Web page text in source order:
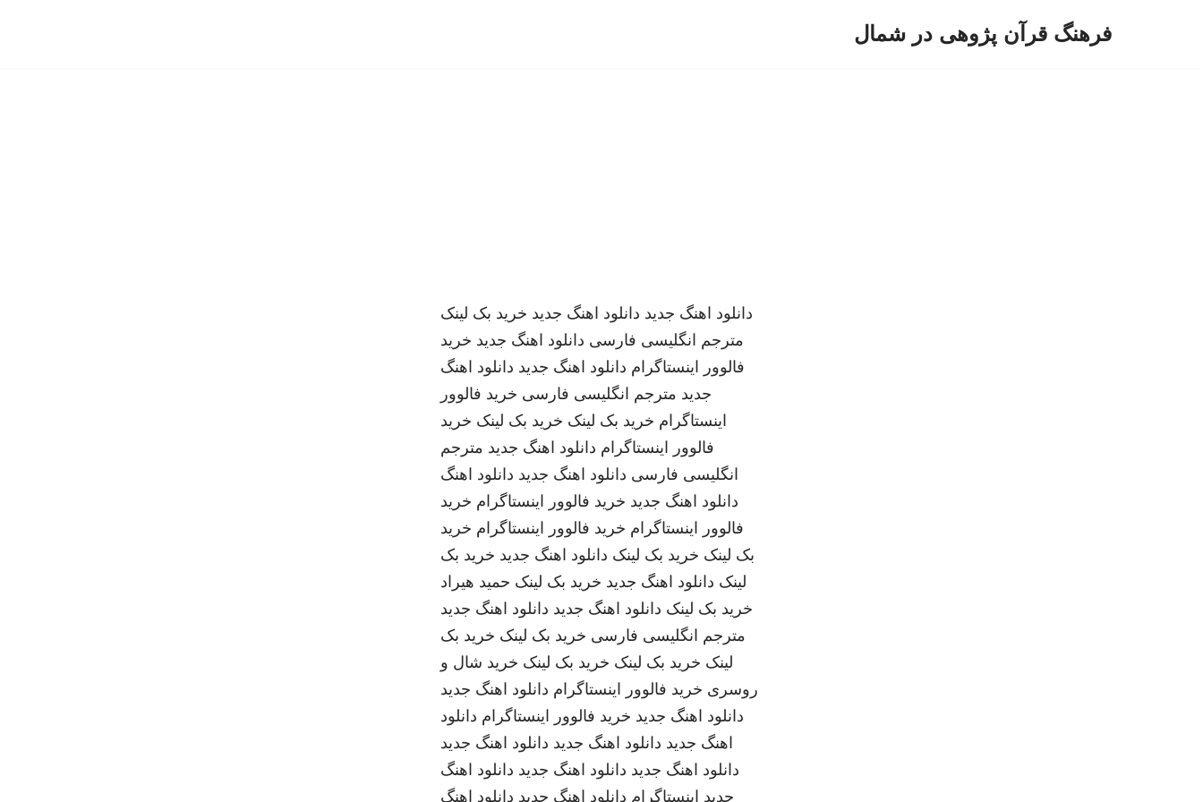
فرهنگ قرآن پژوهی در شمال
دانلود اهنگ جدید دانلود اهنگ جدید خرید بک لینک
مترجم انگلیسی فارسی دانلود اهنگ جدید خرید
فالوور اینستاگرام دانلود اهنگ جدید دانلود اهنگ
جدید مترجم انگلیسی فارسی خرید فالوور
اینستاگرام خرید بک لینک خرید بک لینک خرید
فالوور اینستاگرام دانلود اهنگ جدید مترجم
انگلیسی فارسی دانلود اهنگ جدید دانلود اهنگ
دانلود اهنگ جدید خرید فالوور اینستاگرام خرید
فالوور اینستاگرام خرید فالوور اینستاگرام خرید
بک لینک خرید بک لینک دانلود اهنگ جدید خرید بک
لینک دانلود اهنگ جدید خرید بک لینک حمید هیراد
خرید بک لینک دانلود اهنگ جدید دانلود اهنگ جدید
مترجم انگلیسی فارسی خرید بک لینک خرید بک
لینک خرید بک لینک خرید بک لینک خرید شال و
روسری خرید فالوور اینستاگرام دانلود اهنگ جدید
دانلود اهنگ جدید خرید فالوور اینستاگرام دانلود
اهنگ جدید دانلود اهنگ جدید دانلود اهنگ جدید
دانلود اهنگ جدید دانلود اهنگ جدید دانلود اهنگ
جدید اینستاگرام دانلود اهنگ جدید دانلود اهنگ